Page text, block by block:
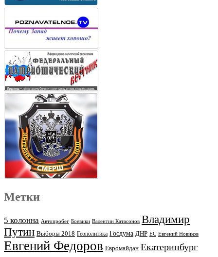
Метки
5 колонна Автопробег Боевики Валентин Катасонов Владимир
Путин Выборы 2018 Геополитика Госдума ДНР ЕС Евгений Новиков
Евгений Федоров Евромайдан Екатеринбург